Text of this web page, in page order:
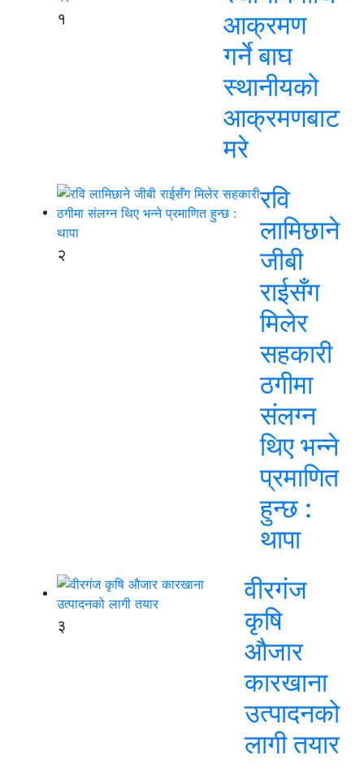
१
आक्रमण
गर्ने बाघ
स्थानीयको
आक्रमणबाट
मरे
२
रवि
लामिछाने
जीबी
राईसँग
मिलेर
सहकारी
ठगीमा
संलग्न
थिए भन्ने
प्रमाणित
हुन्छ :
थापा
३
वीरगंज
कृषि
औजार
कारखाना
उत्पादनको
लागी तयार